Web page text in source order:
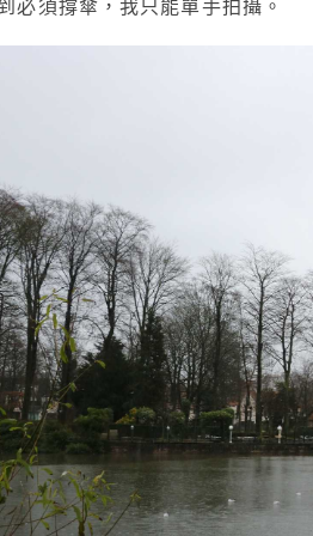
必須撐傘，我只能單手拍攝。